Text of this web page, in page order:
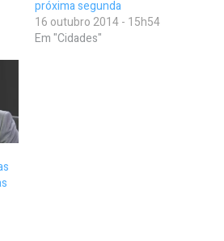
próxima segunda
16 outubro 2014 - 15h54
Em "Cidades"